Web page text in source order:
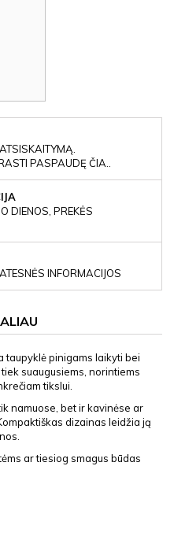
PASPAUDĘ ČIA..
DIENOS, PREKĖS
INFORMACIJOS
taupyklė pinigams laikyti bei
suaugusiems, norintiems
tikslui.
namuose, bet ir kavinėse ar
dizainas leidžia ją
ar tiesiog smagus būdas